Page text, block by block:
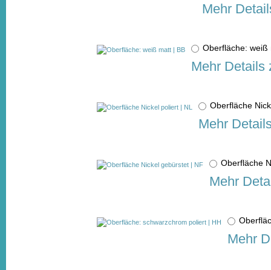
Mehr
Oberfläche:
Mehr Details
Oberfläche
Mehr
Oberfläche
Mehr
Mehr